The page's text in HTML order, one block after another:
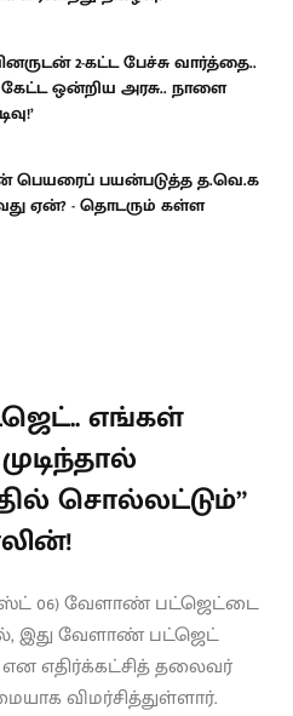
2-கட்ட பேச்சு வார்த்தை..
ஒன்றிய அரசு.. நாளை
பெயரைப் பயன்படுத்த த.வெ.க
ஏன்? - தொடரும் கள்ள
எங்கள்
சொல்லட்டும்”
06) வேளாண் பட்ஜெட்டை
இது வேளாண் பட்ஜெட்
எதிர்க்கட்சித் தலைவர்
விமர்சித்துள்ளார்.